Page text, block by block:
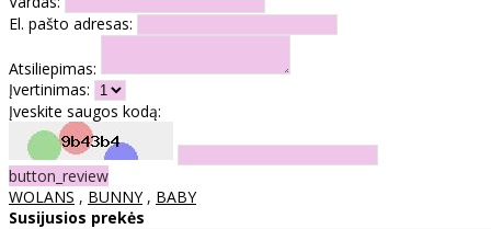
El. pašto adresas:
Atsiliepimas:
Įvertinimas:
Įveskite saugos kodą:
button_review
WOLANS , BUNNY, BABY
Susijusios prekės